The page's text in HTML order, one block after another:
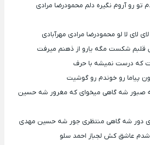
تو رو آروم نگیره دلم محمودرضا مرادی
لای لا لو محمودرضا مرادی مهرآبادی
قلبم شکست مگه یارو از ذهنم میرفت
که درست نمیشه با حرف
پیاما رو خوندم رو گوشیت
صبور شه گاهی میخوای که مغرور شه حسین
دور شه گاهی منتظری جور شه حسین مهدی
عاشق کش لجباز احمد سلو